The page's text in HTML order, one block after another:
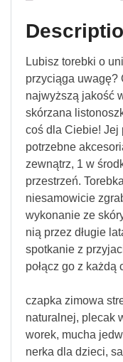
Lubisz torebki o
przyciąga uwagę?
najwyższą jakość
skórzana
coś dla Ciebie! Jej
potrzebne
zewnątrz, 1 w
przestrzeń.
niesamowicie
wykonanie ze
nią przez długie
spotkanie z
połącz go z
czapka zimowa
naturalnej, plecak
worek, mucha
nerka dla dzieci,